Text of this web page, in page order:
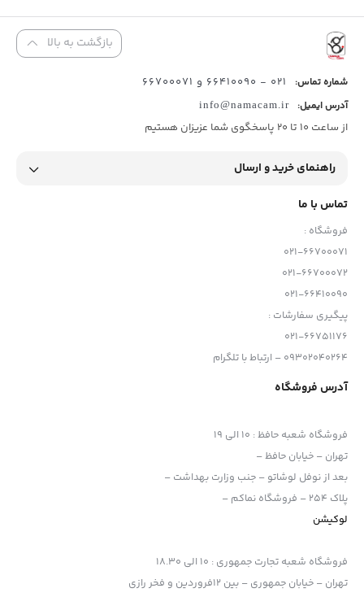
بازگشت به بالا
شماره تماس: 021 - 66410090 و 66700071
آدرس ایمیل: info@namacam.ir
از ساعت 10 تا 20 پاسخگوی شما عزیزان هستیم
راهنمای خرید و ارسال
تماس با ما
فروشگاه :
021-66700071
021-66700072
021-66410090
پیگیری سفارشات :
021-66751176
09302040264 – ارتباط با تلگرام
آدرس فروشگاه
فروشگاه شعبه حافظ: 10 الی 19
تهران – خیابان حافظ –
بعد از نوفل لوشاتو – جنب وزارت بهداشت –
پلاک 254 – فروشگاه نماکم –
لوکیشن
فروشگاه شعبه تجارت جمهوری : 10 الی 18.30
تهران – خیابان جمهوری – بین 12فروردین و فخر رازی